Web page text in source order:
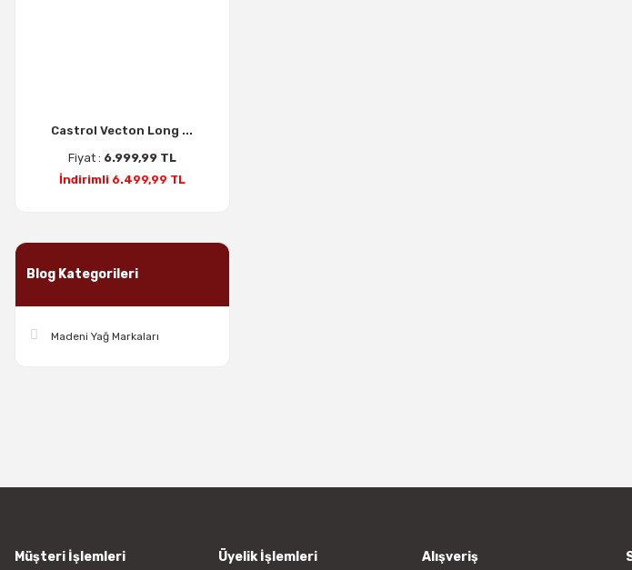
Castrol Vecton Long ...
Fiyat : 6.999,99 TL
İndirimli 6.499,99 TL
Blog Kategorileri
Madeni Yağ Markaları
Müşteri İşlemleri Üyelik İşlemleri Alışveriş